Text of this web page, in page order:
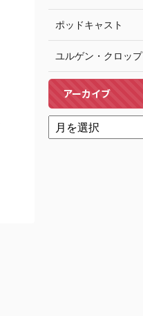
ポッドキャスト
ユルゲン・クロップ
アーカイブ